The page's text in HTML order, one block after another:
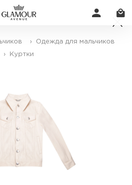
› Одежда для мальчиков
› Куртки